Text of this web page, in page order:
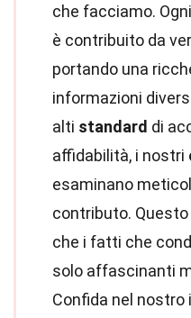
che facciamo.
è contribuito da
portando una
informazioni
alti standard di
affidabilità, i nostri
esaminano
contributo.
che i fatti che
solo affascinanti
Confida nel nostro